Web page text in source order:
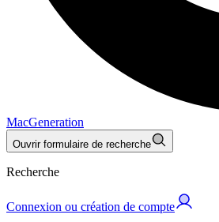
MacGeneration
Ouvrir formulaire de recherche
Recherche
Connexion ou création de compte